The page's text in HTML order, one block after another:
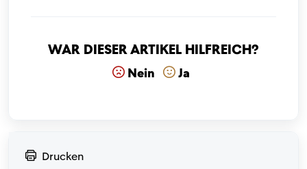
War dieser Artikel hilfreich?
Nein Ja
Drucken